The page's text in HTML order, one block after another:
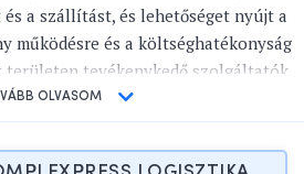
a szállítást, és lehetőséget nyújt a
működésre és a költséghatékonyság
területen tevékenykedő szolgáltatók
kínálnak az e-kereskedelmi
csökkenteni a munkaterheket
Afulfillment center-ek
OLVASOM